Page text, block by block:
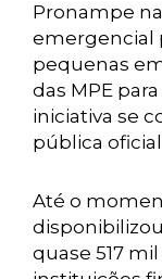
Pronampe
emergencial
pequenas
das MPE
iniciativa se
pública
Até o
quase 517